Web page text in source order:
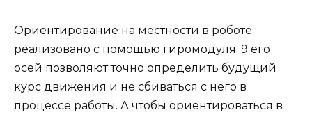
Ориентирование на местности в роботе
реализовано с помощью гиромодуля. 9 его
осей позволяют точно определить будущий
курс движения и не сбиваться с него в
процессе работы. А чтобы ориентироваться в